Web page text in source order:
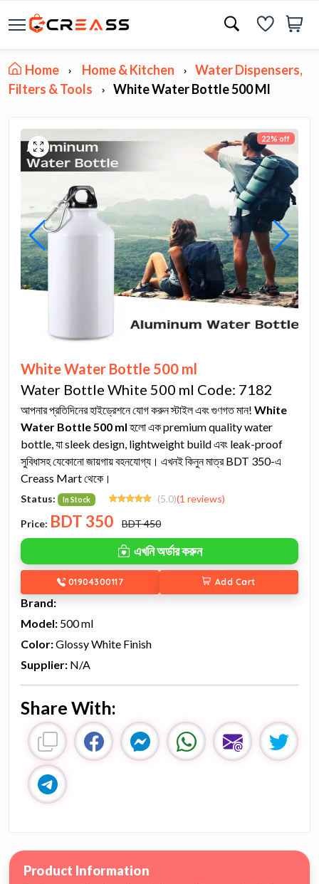
Home Home & Kitchen
Water Dispensers,
Filters & Tools
White Water Bottle 500 Ml
22% off
White Water Bottle 500 ml
Water Bottle White 500 ml Code: 7182
আপনার প্রতিদিনের হাইড্রেশনে যোগ করুন স্টাইল এবং গুণগত মান! White
Water Bottle 500 ml হলো এক premium quality water
bottle, যা sleek design, lightweight build এবং leak-proof
সুবিধাসহ যেকোনো জায়গায় বহনযোগ্য। এখনই কিনুন মাত্র BDT 350-এ
Creass Mart থেকে।
Status: In Stock (5.0)(1 reviews)
Price: BDT 350 BDT 450
এখনি অর্ডার করুন
01904300117 Add Cart
Brand:
Model: 500 ml
Color:Glossy White Finish
Supplier: N/A
Share With:
Product Information